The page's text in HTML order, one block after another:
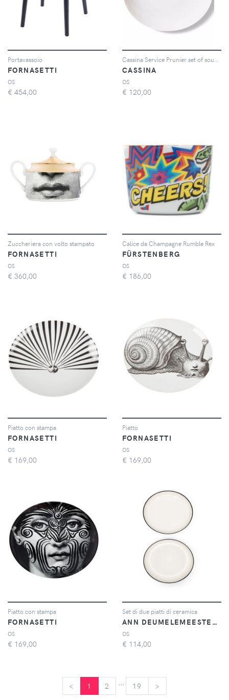
Portavassoio
FORNASETTI
OS
€ 454,00
CASSINA
OS
€ 120,00
Zuccheriera con volto stampato
FORNASETTI
OS
€ 360,00
Calice da Champagne Rumble Rex
FÜRSTENBERG
OS
€ 186,00
Piatto con stampa
FORNASETTI
OS
€ 169,00
Piatto
FORNASETTI
OS
€ 169,00
Piatto con stampa
FORNASETTI
OS
€ 169,00
Set di due piatti di ceramica
ANN DEUMELEMEESTER X SERAX
OS
€ 114,00
< 1 2 ... 19 >